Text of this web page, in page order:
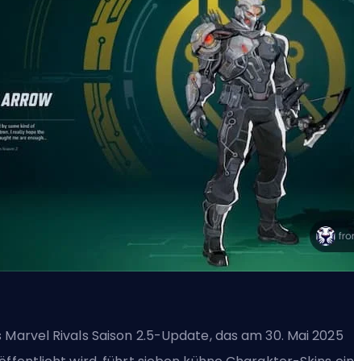
Marvel Rivals Saison 2.5-Update, das am 30. Mai 2025